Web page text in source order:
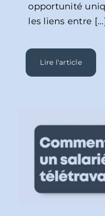
opportunité
les liens entre
Lire l'article